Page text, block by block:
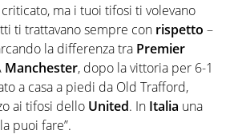
ma i tuoi tifosi ti volevano
ti trattavano sempre con rispetto –
la differenza tra Premier
Manchester, dopo la vittoria per 6-1
a casa a piedi da Old Trafford,
ai tifosi dello United. In Italia una
puoi fare”.